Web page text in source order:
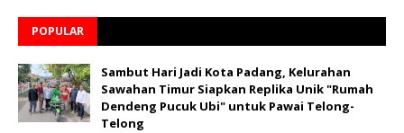
POPULAR
Sambut Hari Jadi Kota Padang, Kelurahan
Sawahan Timur Siapkan Replika Unik "Rumah
Dendeng Pucuk Ubi" untuk Pawai Telong-
Telong